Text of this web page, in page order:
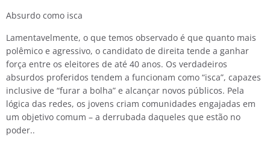
Absurdo como isca
Lamentavelmente, o que temos observado é que quanto mais
polêmico e agressivo, o candidato de direita tende a ganhar
força entre os eleitores de até 40 anos. Os verdadeiros
absurdos proferidos tendem a funcionam como “isca”, capazes
inclusive de “furar a bolha” e alcançar novos públicos. Pela
lógica das redes, os jovens criam comunidades engajadas em
um objetivo comum – a derrubada daqueles que estão no
poder..